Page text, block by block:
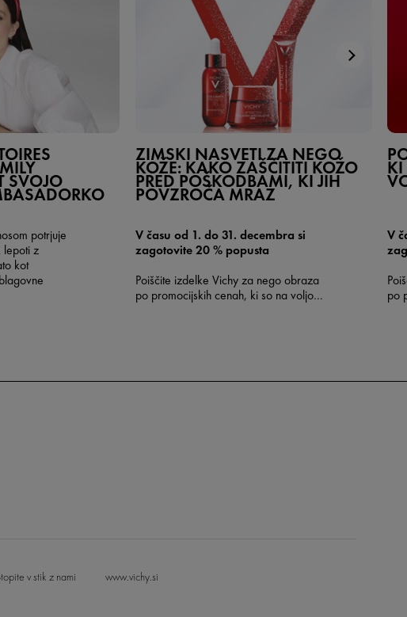
SVOJO
potrjuje
lepoti z
kot
ZIMSKI NASVETI ZA NEGO
KOŽE: KAKO ZAŠČITITI KOŽO
PRED POŠKODBAMI, KI JIH
POVZROČA MRAZ
V času od 1. do 31. decembra si
zagotovite 20 % popusta
Poiščite izdelke Vichy za nego obraza
po promocijskih cenah, ki so na voljo v
KI
V
po
v stik z nami www.vichy.si